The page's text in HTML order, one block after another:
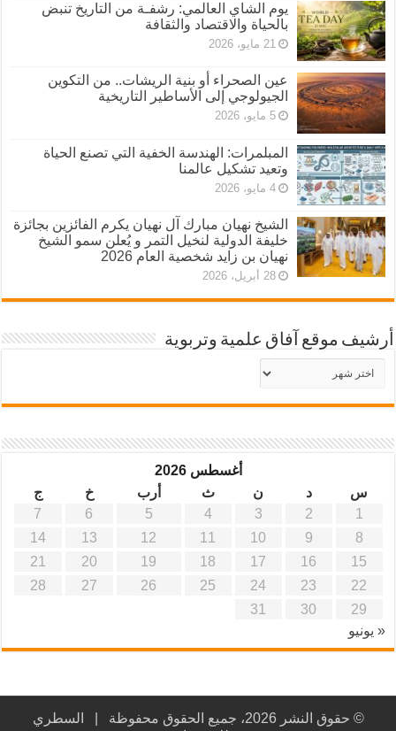
يوم الشاي العالمي: رشفـة من التاريخ تنبض
بالحياة والاقتصاد والثقافة
21 مايو، 2026
عين الصحراء أو بنية الريشات.. من التكوين
الجيولوجي إلى الأساطير التاريخية
5 مايو، 2026
المبلمرات: الهندسة الخفية التي تصنع الحياة
وتعيد تشكيل عالمنا
4 مايو، 2026
الشيخ نهيان مبارك آل نهيان يكرم الفائزين بجائزة
خليفة الدولية لنخيل التمر و يُعلن سمو الشيخ
نهيان بن زايد شخصية العام 2026
28 أبريل، 2026
أرشيف موقع آفاق علمية وتربوية
أرشيف
موقع
أغسطس 2026
س
د ن ث أرب خ
ج
1
2
3
4
5
6
7
8
9
10
11
12
13
14
15
16
17
18
19
20
21
22
23
24
25
26
27
28
29
30
31
« يونيو
© حقوق النشر 2026، جميع الحقوق محفوظة |
السطري